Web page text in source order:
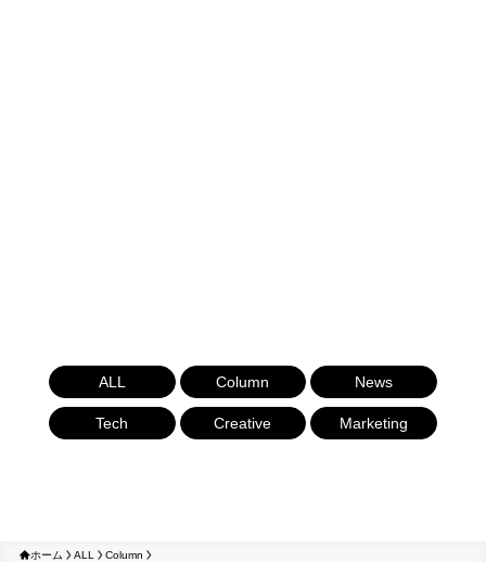
ALL Column News
Tech Creative Marketing
ホーム ALL Column